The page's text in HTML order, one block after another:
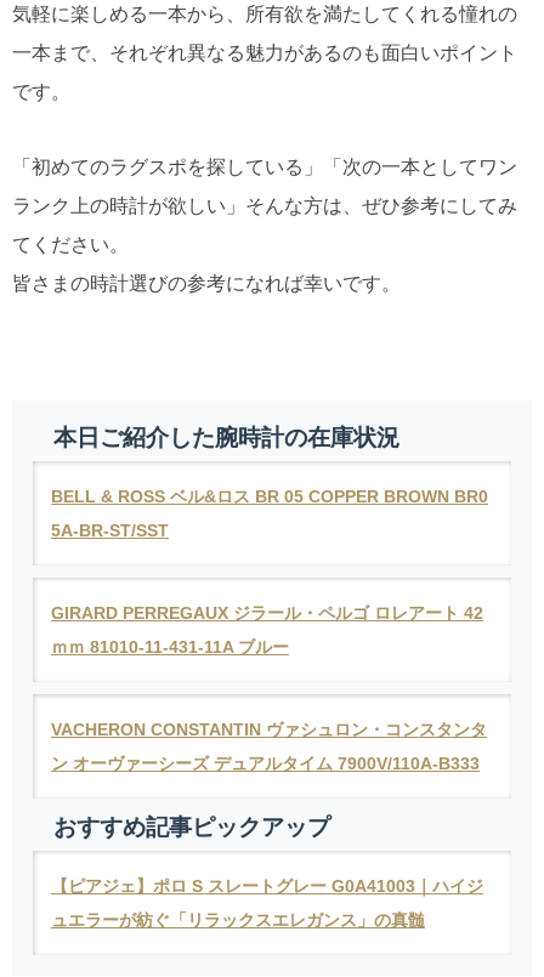
気軽に楽しめる一本から、所有欲を満たしてくれる憧れの
一本まで、それぞれ異なる魅力があるのも面白いポイント
です。
「初めてのラグスポを探している」「次の一本としてワン
ランク上の時計が欲しい」そんな方は、ぜひ参考にしてみ
てください。
皆さまの時計選びの参考になれば幸いです。
本日ご紹介した腕時計の在庫状況
BELL & ROSS ベル&ロス BR 05 COPPER BROWN BR0
5A-BR-ST/SST
GIRARD PERREGAUX ジラール・ペルゴ ロレアート 42
ｍｍ 81010-11-431-11A ブルー
VACHERON CONSTANTIN ヴァシュロン・コンスタンタ
ン オーヴァーシーズ デュアルタイム 7900V/110A-B333
おすすめ記事ピックアップ
【ピアジェ】ポロ S スレートグレー G0A41003｜ハイジ
ュエラーが紡ぐ「リラックスエレガンス」の真髄